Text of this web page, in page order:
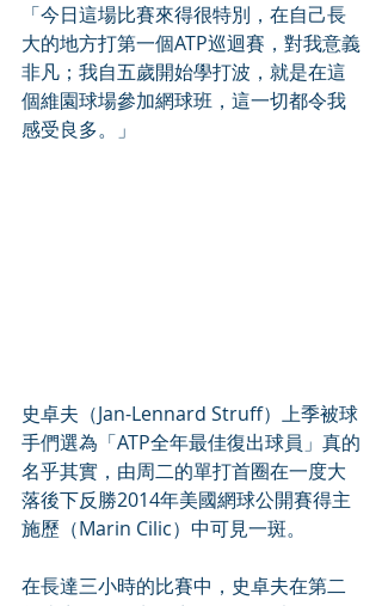
「今日這場比賽來得很特別，在自己長
大的地方打第一個ATP巡迴賽，對我意義
非凡；我自五歲開始學打波，就是在這
個維園球場參加網球班，這一切都令我
感受良多。」
史卓夫（Jan-Lennard Struff）上季被球
手們選為「ATP全年最佳復出球員」真的
名乎其實，由周二的單打首圈在一度大
落後下反勝2014年美國網球公開賽得主
施歷（Marin Cilic）中可見一斑。
在長達三小時的比賽中，史卓夫在第二